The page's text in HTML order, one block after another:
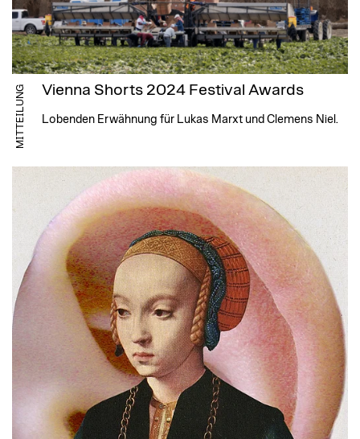
MITTEILUNG Vienna Shorts 2024 Festival Awards
Lobenden Erwähnung für Lukas Marxt und Clemens Niel.